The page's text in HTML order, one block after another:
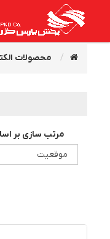
محصولات
مرتب سازی بر